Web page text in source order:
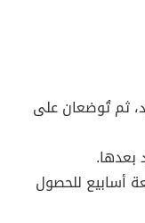
ثم تُوضعان على
بعدها.
أسابيع للحصول